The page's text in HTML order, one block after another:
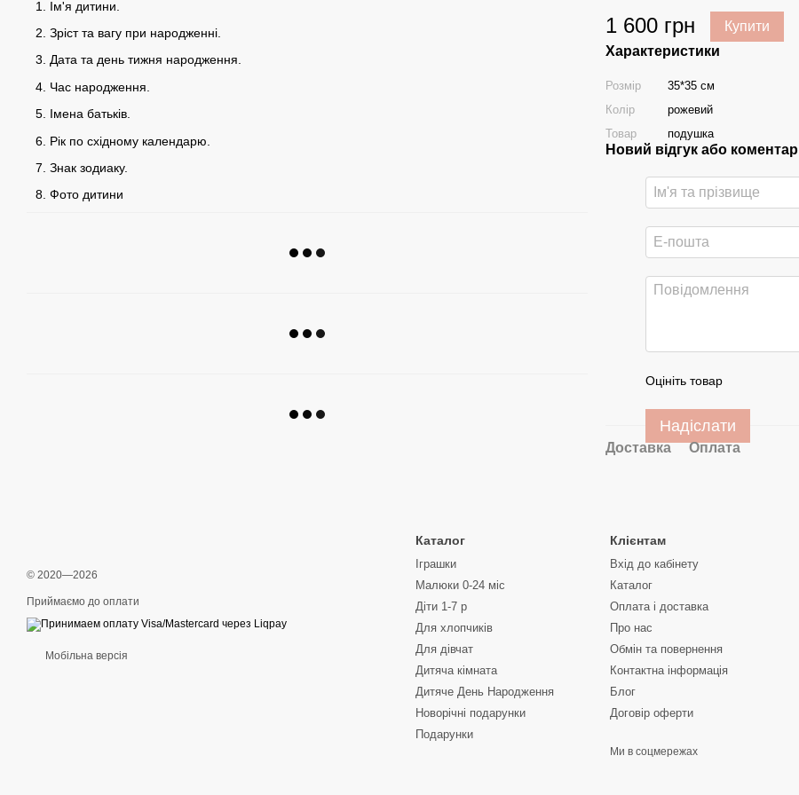
Ім'я дитини.
Зріст та вагу при народженні.
Дата та день тижня народження.
Час народження.
Імена батьків.
Рік по східному календарю.
Знак зодиаку.
Фото дитини
1 600 грн Купити
Характеристики
Розмір
35*35 см
Колір
рожевий
Товар
подушка
Новий відгук або коментар
Оцініть товар
Надіслати
Доставка Оплата
© 2020—2026
Приймаємо до оплати
Мобільна версія
Каталог
Іграшки
Малюки 0-24 міс
Діти 1-7 р
Для хлопчиків
Для дівчат
Дитяча кімната
Дитяче День Народження
Новорічні подарунки
Подарунки
Клієнтам
Вхід до кабінету
Каталог
Оплата і доставка
Про нас
Обмін та повернення
Контактна інформація
Блог
Договір оферти
Ми в соцмережах